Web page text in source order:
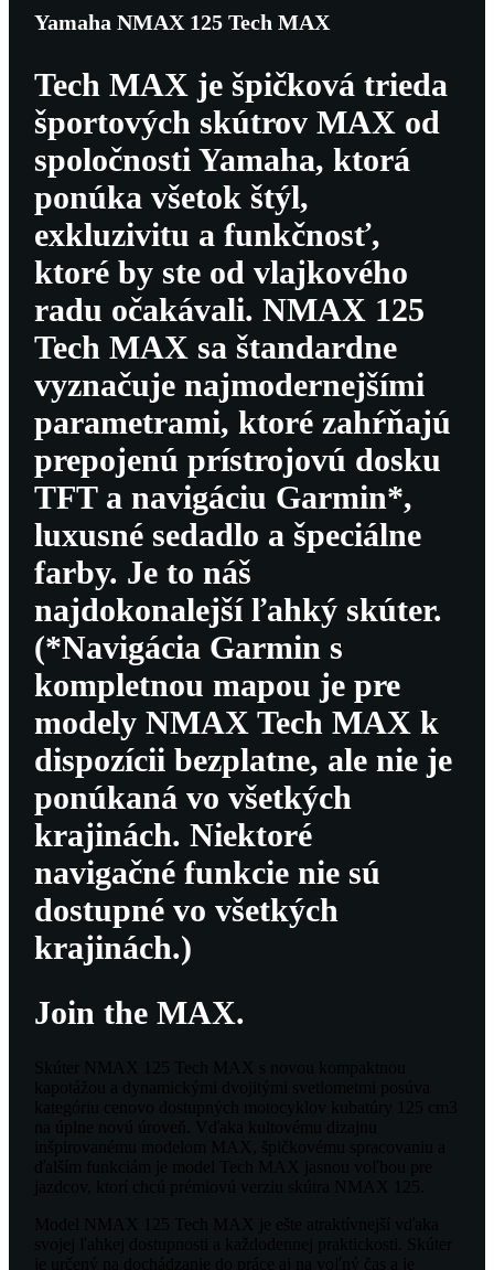
Yamaha NMAX 125 Tech MAX
Tech MAX je špičková trieda
športových skútrov MAX od
spoločnosti Yamaha, ktorá
ponúka všetok štýl,
exkluzivitu a funkčnosť,
ktoré by ste od vlajkového
radu očakávali. NMAX 125
Tech MAX sa štandardne
vyznačuje najmodernejšími
parametrami, ktoré zahŕňajú
prepojenú prístrojovú dosku
TFT a navigáciu Garmin*,
luxusné sedadlo a špeciálne
farby. Je to náš
najdokonalejší ľahký skúter.
(*Navigácia Garmin s
kompletnou mapou je pre
modely NMAX Tech MAX k
dispozícii bezplatne, ale nie je
ponúkaná vo všetkých
krajinách. Niektoré
navigačné funkcie nie sú
dostupné vo všetkých
krajinách.)
Join the MAX.